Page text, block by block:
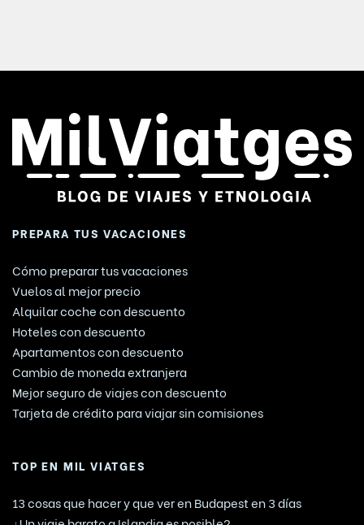
PREPARA TUS VACACIONES
Cómo preparar tus vacaciones
Vuelos al mejor precio
Alquilar coche con descuento
Hoteles con descuento
Apartamentos con descuento
Cambio de moneda extranjera
Mejor seguro de viajes con descuento
Tarjeta de crédito para viajar sin comisiones
TOP EN MIL VIATGES
13 cosas que hacer y que ver en Budapest en 3 días